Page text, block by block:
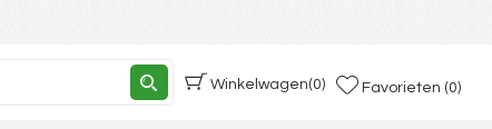
Winkelwagen(0) Favorieten (0)